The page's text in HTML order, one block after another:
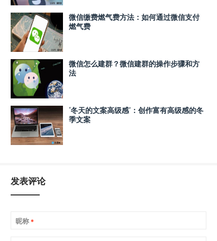
微信缴费燃气费方法：如何通过微信支付
燃气费
微信怎么建群？微信建群的操作步骤和方
法
‘冬天的文案高级感’：创作富有高级感的冬
季文案
发表评论
昵称 *